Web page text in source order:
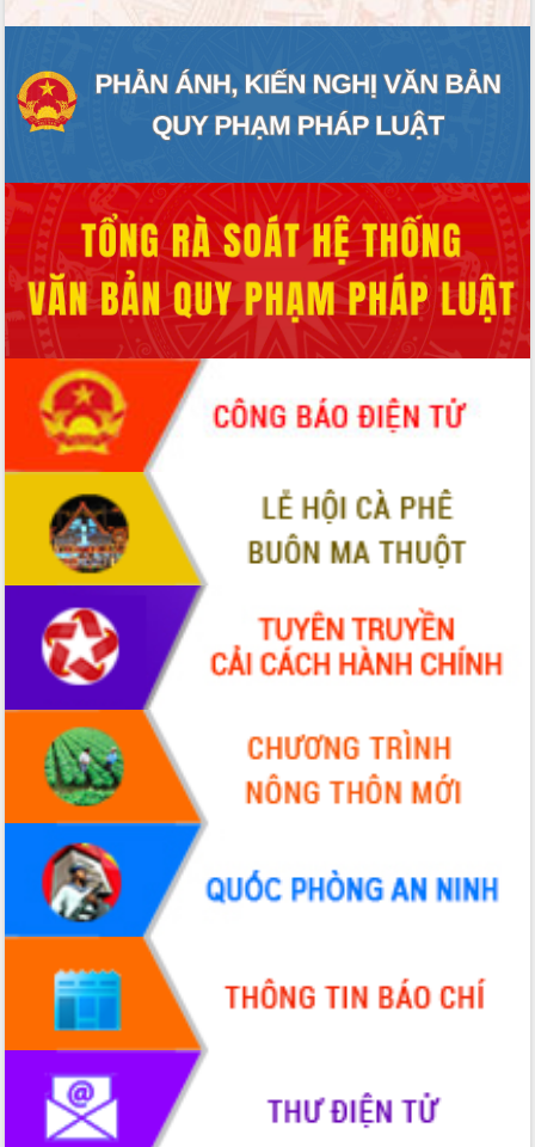
khóa XVI và HĐND các cấp nhiệm kỳ
2026-2031
Đảm bảo cuộc bầu cử đại biểu Quốc
hội và đại biểu HĐND các cấp diễn ra
Thủ tướng Chính phủ Phạm Minh Chính
kiểm tra, chỉ đạo hoàn thành các dự
án cao tốc và thăm khu tái định cư tại
Đắk Lắk
Sôi nổi Hội đua ngựa truyền thống Gò
Thì Thùng mừng Xuân Bính Ngọ 2026
Lãnh đạo tỉnh dâng hương tưởng niệm
tại Đập Đồng Cam đầu Xuân Bính Ngọ
Ngành nông nghiệp phấn đấu tăng
trưởng đạt 5,86% trong năm 2026
UBND tỉnh Đắk Lắk triển khai công tác
quốc phòng, quân sự địa phương năm
Đắk Lắk tập trung toàn lực khắc phục
tồn tại IUU, sẵn sàng làm việc với
Đoàn thanh tra EC
Chủ tịch UBND tỉnh Tạ Anh Tuấn thăm,
chúc mừng các bệnh viện nhân Ngày
Thầy thuốc Việt Nam
Rộn ràng lễ hội truyền thống Sông
nước Đà Nông lần thứ I năm 2026
Kỳ họp Chuyên đề lần thứ Năm, HĐND
tỉnh Đắk Lắk thông qua các nghị quyết
quan trọng
Thống nhất danh sách giới thiệu ứng
cử đại biểu Quốc hội khoá XVI và đại
biểu HĐND tỉnh Đắk Lắk, nhiệm kỳ
2026-2031
Phát động hai phong trào thi đua quan
trọng trong kỷ nguyên mới
Hội nghị lần thứ tư Ban Chỉ đạo công
tác bầu cử tỉnh Đắk Lắk
Hội nghị Báo cáo viên Trung ương
tháng 01/2026
Phó Thủ tướng Hồ Quốc Dũng đánh giá
cao kết quả Chiến dịch Quang Trung
tại Đắk Lắk